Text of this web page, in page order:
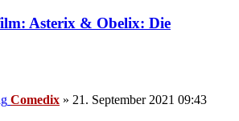
Asterix & Obelix: Die
Comedix » 21. September 2021 09:43